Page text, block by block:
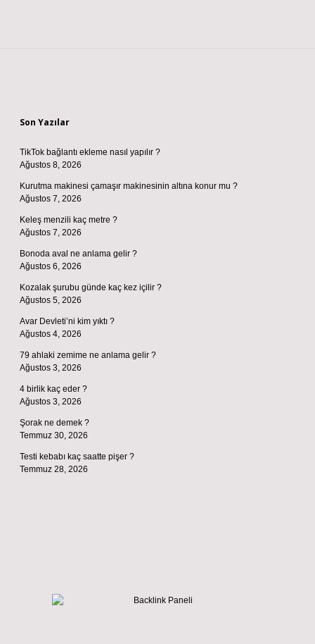
Son Yazılar
TikTok bağlantı ekleme nasıl yapılır ?
Ağustos 8, 2026
Kurutma makinesi çamaşır makinesinin altına konur mu ?
Ağustos 7, 2026
Keleş menzili kaç metre ?
Ağustos 7, 2026
Bonoda aval ne anlama gelir ?
Ağustos 6, 2026
Kozalak şurubu günde kaç kez içilir ?
Ağustos 5, 2026
Avar Devleti’ni kim yıktı ?
Ağustos 4, 2026
79 ahlaki zemime ne anlama gelir ?
Ağustos 3, 2026
4 birlik kaç eder ?
Ağustos 3, 2026
Şorak ne demek ?
Temmuz 30, 2026
Testi kebabı kaç saatte pişer ?
Temmuz 28, 2026